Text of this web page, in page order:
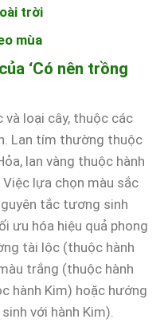
trời
mùa
‘Có nên trồng
và loại cây, thuộc các
Lan tím thường thuộc
lan vàng thuộc hành
lựa chọn màu sắc
tắc tương sinh
ưu hóa hiệu quả phong
tài lộc (thuộc hành
trắng (thuộc hành
hành Kim) hoặc hướng
với hành Kim).